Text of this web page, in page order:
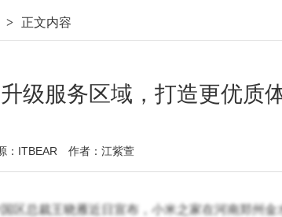
> 正文内容
级服务区域，打造更优质
：ITBEAR 作者：江紫萱
区总裁王晓雁近日宣布，小米之家在河南郑州金